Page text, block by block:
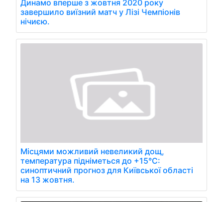
Динамо вперше з жовтня 2020 року
завершило виїзний матч у Лізі Чемпіонів
нічиєю.
Місцями можливий невеликий дощ,
температура підніметься до +15°С:
синоптичний прогноз для Київської області
на 13 жовтня.